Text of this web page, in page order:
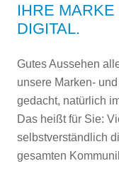
IHRE
DIGITAL.
Gutes Aussehen
unsere Marken-
gedacht, natürlich
Das heißt für Sie:
selbstverständlich
gesamten